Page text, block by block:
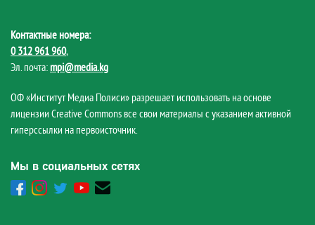
Контактные номера:
0 312 961 960,
Эл. почта: mpi@media.kg
ОФ «Институт Медиа Полиси» разрешает использовать на основе
лицензии Creative Commons все свои материалы с указанием активной
гиперссылки на первоисточник.
Мы в социальных сетях